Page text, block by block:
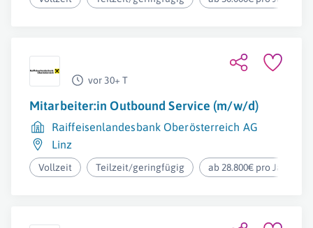
vor 30+ T
Mitarbeiter:in Outbound Service (m/w/d)
Raiffeisenlandesbank Oberösterreich AG
Linz
Vollzeit Teilzeit/geringfügig ab 28.800€ pro Jahr